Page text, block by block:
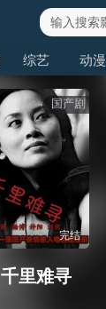
综艺 动漫
国产剧
完结
千里难寻